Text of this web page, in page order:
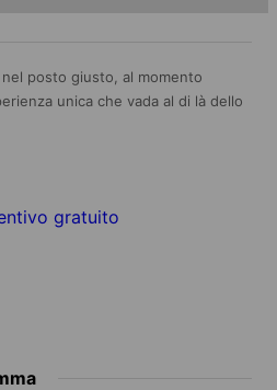
posto giusto, al momento
unica che vada al di là dello
gratuito